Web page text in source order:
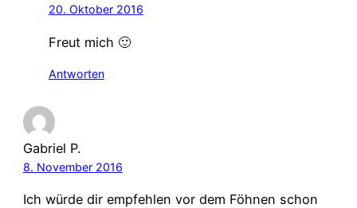
20. Oktober 2016
Freut mich 🙂
Antworten
Gabriel P.
8. November 2016
Ich würde dir empfehlen vor dem Föhnen schon